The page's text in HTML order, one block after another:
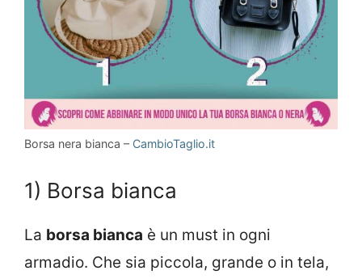
Borsa nera bianca – CambioTaglio.it
1) Borsa bianca
La borsa bianca è un must in ogni
armadio. Che sia piccola, grande o in tela,